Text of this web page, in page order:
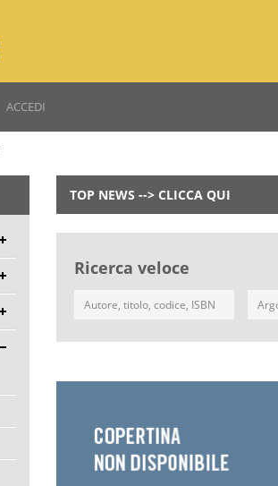
ACCEDI
TOP NEWS --> CLICCA QUI
Ricerca veloce